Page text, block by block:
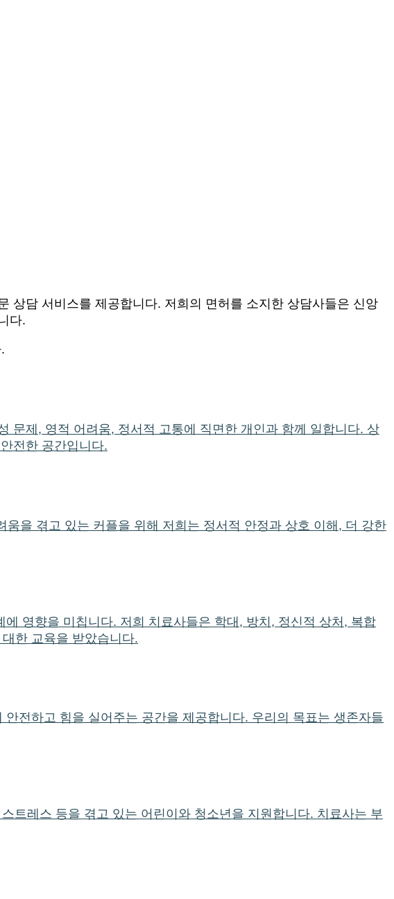
상담 서비스를 제공합니다. 저희의 면허를 소지한 상담사들은 신앙
다.
문제, 영적 어려움, 정서적 고통에 직면한 개인과 함께 일합니다. 상
전한 공간입니다.
을 겪고 있는 커플을 위해 저희는 정서적 안정과 상호 이해, 더 강한
영향을 미칩니다. 저희 치료사들은 학대, 방치, 정신적 상처, 복합
한 교육을 받았습니다.
전하고 힘을 실어주는 공간을 제공합니다. 우리의 목표는 생존자들
트레스 등을 겪고 있는 어린이와 청소년을 지원합니다. 치료사는 부